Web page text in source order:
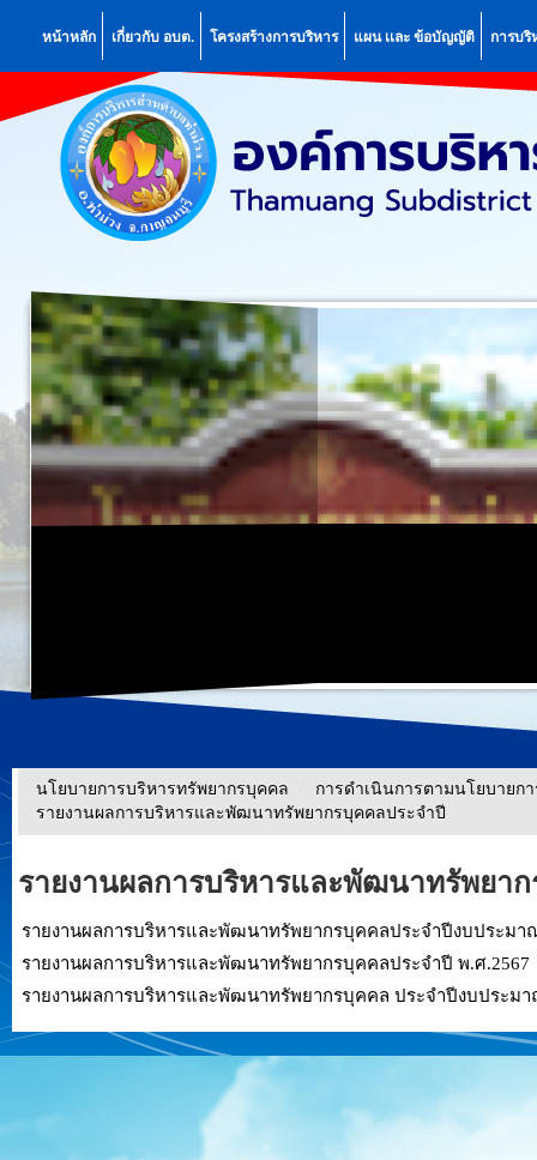
หน้าหลัก เกี่ยวกับ อบต. โครงสร้างการบริหาร แผน เเละ ข้อบัญญัติ การบริ
นโยบายการบริหารทรัพยากรบุคคล /
การดำเนินการตามนโยบายก
รายงานผลการบริหารและพัฒนาทรัพยากรบุคคลประจําปี
รายงานผลการบริหารและพัฒนาทรัพยา
รายงานผลการบริหารและพัฒนาทรัพยากรบุคคลประจำปีงบประมา
รายงานผลการบริหารและพัฒนาทรัพยากรบุคคลประจำปี พ.ศ.2567
รายงานผลการบริหารและพัฒนาทรัพยากรบุคคล ประจำปีงบประม